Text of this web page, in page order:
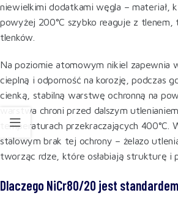
niewielkimi dodatkami węgla – materiał,
powyżej 200°C szybko reaguje z
tlenków.
Na poziomie atomowym nikiel zapewnia
cieplną i odporność na korozję, podczas
cienką, stabilną warstwę ochronną na
warstwa chroni przed dalszym
temperaturach przekraczających 400°C.
stalowym brak tej ochrony – żelazo
tworząc rdze, które osłabiają strukturę i
Dlaczego NiCr80/20 jest